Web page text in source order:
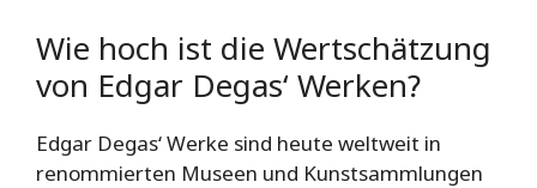
Wie hoch ist die Wertschätzung
von Edgar Degas‘ Werken?
Edgar Degas‘ Werke sind heute weltweit in
renommierten Museen und Kunstsammlungen